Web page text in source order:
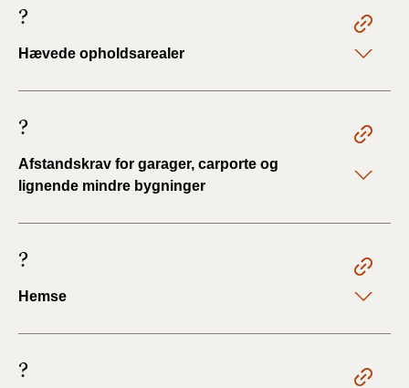
?
Hævede opholdsarealer
?
Afstandskrav for garager, carporte og
lignende mindre bygninger
?
Hemse
?